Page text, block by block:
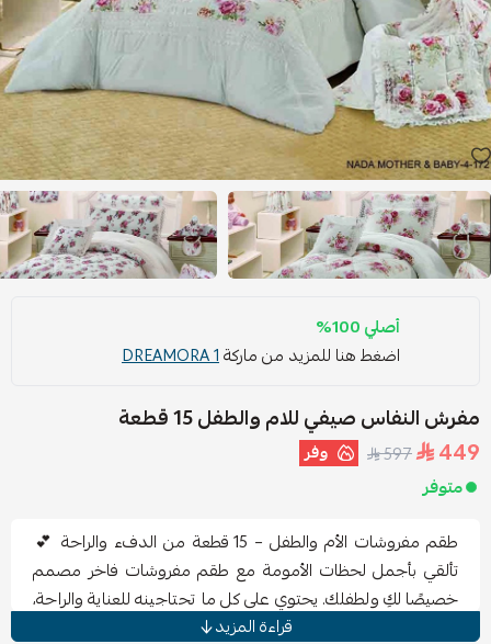
أصلي 100%
اضغط هنا للمزيد من ماركةDREAMORA 1
مفرش النفاس صيفي للام والطفل 15 قطعة
449
597 وفر
متوفر
طقم مفروشات الأم والطفل – 15 قطعة من الدفء والراحة 💕
تألقي بأجمل لحظات الأمومة مع طقم مفروشات فاخر مصمم
خصيصًا لكِ ولطفلك. يحتوي على كل ما تحتاجينه للعناية والراحة،
بلمسات ناعمة وخامات فاخرة.قراءة المزيد